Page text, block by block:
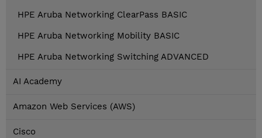
HPE Aruba Networking ClearPass BASIC
HPE Aruba Networking Mobility BASIC
HPE Aruba Networking Switching ADVANCED
AI Academy
Amazon Web Services (AWS)
Cisco